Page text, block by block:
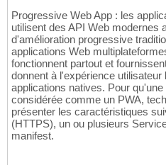
Progressive Web App : les
utilisent des API Web modernes
d'amélioration progressive
applications Web
fonctionnent partout et
donnent à l'expérience
applications natives. Pour
considérée comme un PWA,
présenter les caractéristiques
(HTTPS), un ou plusieurs
manifest.